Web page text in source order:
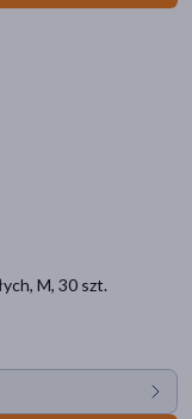
M, 30 szt.